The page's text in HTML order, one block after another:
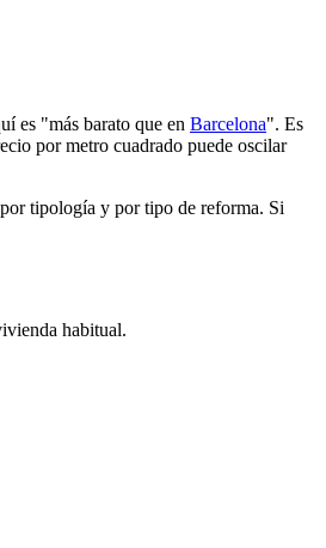
es "más barato que en Barcelona". Es
por metro cuadrado puede oscilar
tipología y por tipo de reforma. Si
habitual.